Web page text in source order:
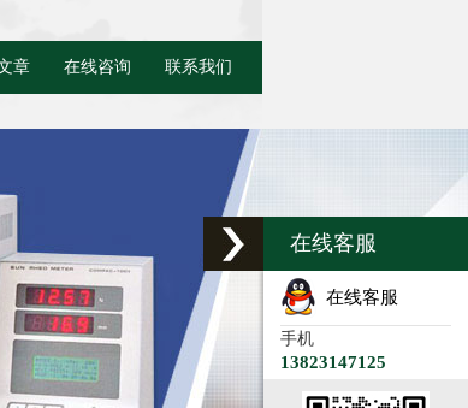
章 在线咨询 联系我们
在线客服
在线客服
手机
13823147125